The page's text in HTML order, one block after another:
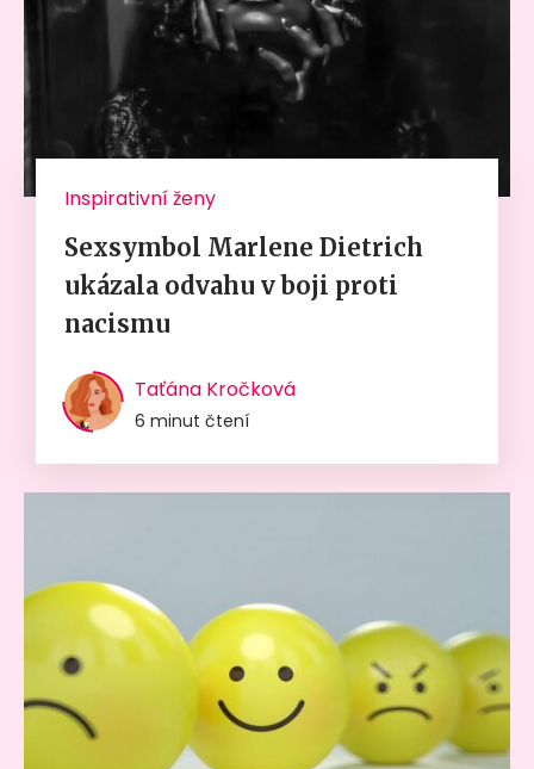
Inspirativní ženy
Sexsymbol Marlene Dietrich
ukázala odvahu v boji proti
nacismu
Taťána Kročková
6 minut čtení